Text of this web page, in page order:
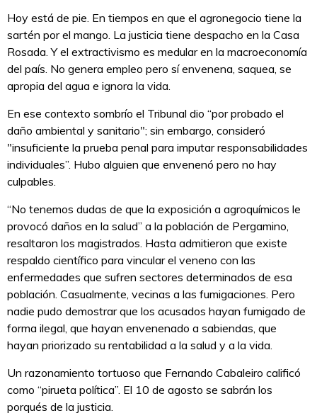
Hoy está de pie. En tiempos en que el agronegocio tiene la
sartén por el mango. La justicia tiene despacho en la Casa
Rosada. Y el extractivismo es medular en la macroeconomía
del país. No genera empleo pero sí envenena, saquea, se
apropia del agua e ignora la vida.
En ese contexto sombrío el Tribunal dio “por probado el
daño ambiental y sanitario"; sin embargo, consideró
"insuficiente la prueba penal para imputar responsabilidades
individuales”. Hubo alguien que envenenó pero no hay
culpables.
“No tenemos dudas de que la exposición a agroquímicos le
provocó daños en la salud” a la población de Pergamino,
resaltaron los magistrados. Hasta admitieron que existe
respaldo científico para vincular el veneno con las
enfermedades que sufren sectores determinados de esa
población. Casualmente, vecinas a las fumigaciones. Pero
nadie pudo demostrar que los acusados hayan fumigado de
forma ilegal, que hayan envenenado a sabiendas, que
hayan priorizado su rentabilidad a la salud y a la vida.
Un razonamiento tortuoso que Fernando Cabaleiro calificó
como “pirueta política”. El 10 de agosto se sabrán los
porqués de la justicia.